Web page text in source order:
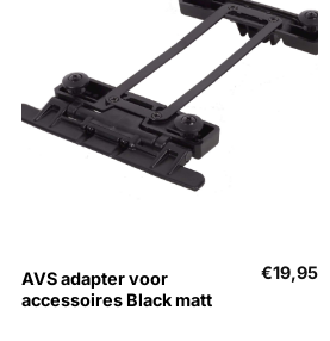
AVS adapter voor
accessoires Black matt
€19,95